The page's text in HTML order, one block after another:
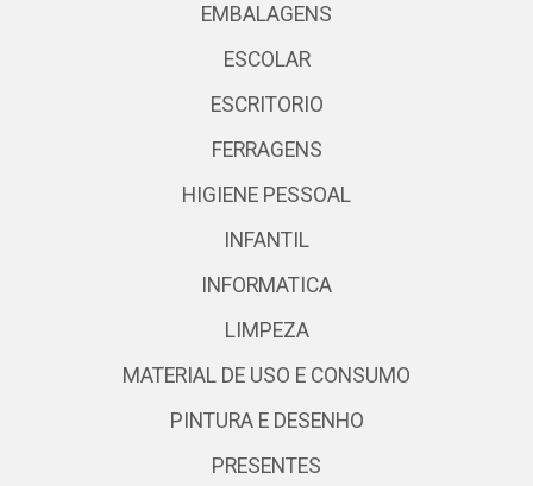
EMBALAGENS
ESCOLAR
ESCRITORIO
FERRAGENS
HIGIENE PESSOAL
INFANTIL
INFORMATICA
LIMPEZA
MATERIAL DE USO E CONSUMO
PINTURA E DESENHO
PRESENTES